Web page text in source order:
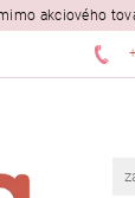
akciového